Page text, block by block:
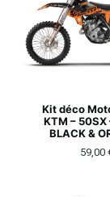
Kit déco
KTM – 50SX
BLACK &
59,00